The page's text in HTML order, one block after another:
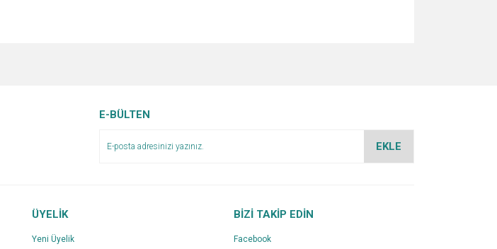
E-BÜLTEN
EKLE
ÜYELİK
Yeni Üyelik
BİZİ TAKİP EDİN
Facebook